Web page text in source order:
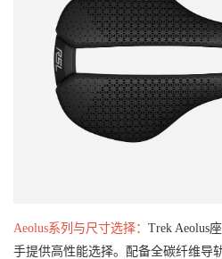
Aeolus系列与尺寸选择： Trek Aeolus
手提供高性能选择。 配备全碳纤维导